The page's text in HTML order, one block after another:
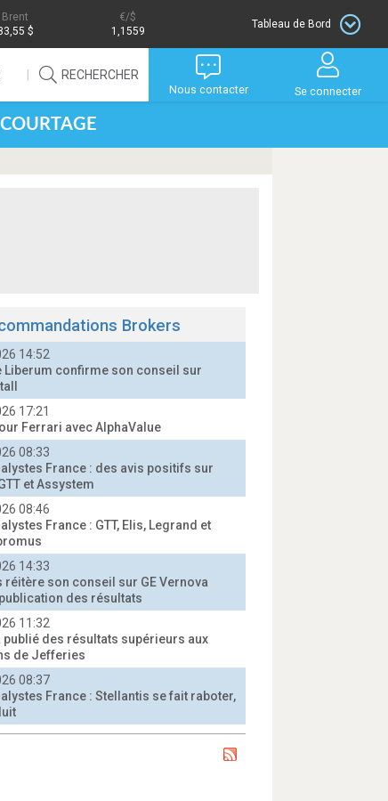
Brent
$
/$
1,1559
Tableau de Bord
RECHERCHER
Nous contacter Se connecter
Brokers
14:52
Liberum confirme son conseil sur
17:21
Ferrari avec AlphaValue
08:33
France : des avis positifs sur
et Assystem
08:46
France : GTT, Elis, Legrand et
14:33
son conseil sur GE Vernova
des résultats
11:32
publié des résultats supérieurs aux
de Jefferies
08:37
France : Stellantis se fait raboter,